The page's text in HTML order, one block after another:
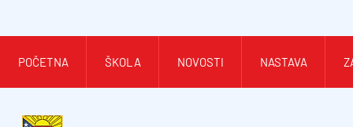
POČETNA ŠKOLA NOVOSTI NASTAVA